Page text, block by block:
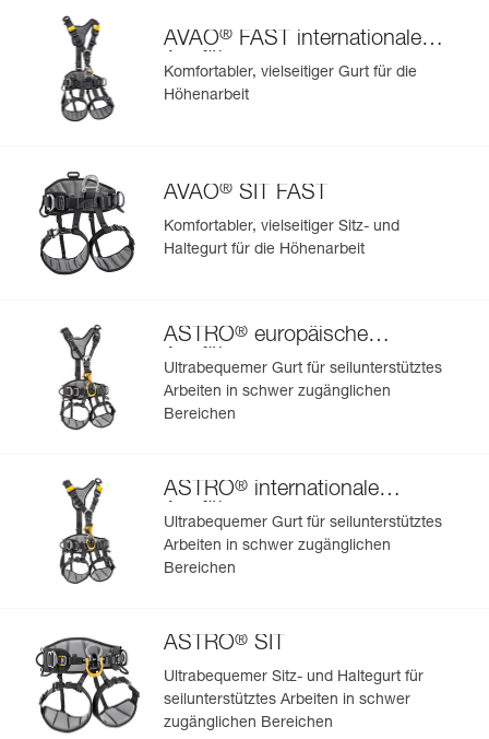
AVAO® FAST internationale
Ausführung
Komfortabler, vielseitiger Gurt für die
Höhenarbeit
AVAO® SIT FAST
Komfortabler, vielseitiger Sitz- und
Haltegurt für die Höhenarbeit
ASTRO® europäische
Ausführung
Ultrabequemer Gurt für seilunterstütztes
Arbeiten in schwer zugänglichen
Bereichen
ASTRO® internationale
Ausführung
Ultrabequemer Gurt für seilunterstütztes
Arbeiten in schwer zugänglichen
Bereichen
ASTRO® SIT
Ultrabequemer Sitz- und Haltegurt für
seilunterstütztes Arbeiten in schwer
zugänglichen Bereichen